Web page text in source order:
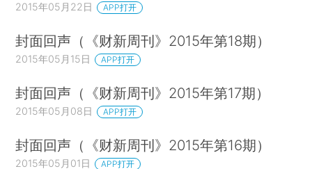
2015年05月22日 APP打开
封面回声（《财新周刊》2015年第18期）
2015年05月15日 APP打开
封面回声（《财新周刊》2015年第17期）
2015年05月08日 APP打开
封面回声（《财新周刊》2015年第16期）
2015年05月01日 APP打开